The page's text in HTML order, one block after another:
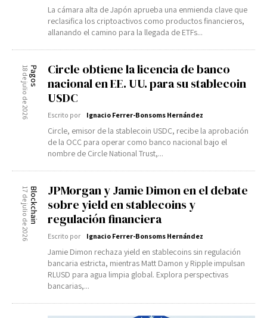
La cámara alta de Japón aprueba una enmienda clave que
reclasifica los criptoactivos como productos financieros,
allanando el camino para la llegada de ETFs...
Pagos
18 de julio de 2026
Circle obtiene la licencia de banco
nacional en EE. UU. para su stablecoin
USDC
Escrito por Ignacio Ferrer-Bonsoms Hernández
Circle, emisor de la stablecoin USDC, recibe la aprobación
de la OCC para operar como banco nacional bajo el
nombre de Circle National Trust,...
Blockchain
17 de julio de 2026
JPMorgan y Jamie Dimon en el debate
sobre yield en stablecoins y
regulación financiera
Escrito por Ignacio Ferrer-Bonsoms Hernández
Jamie Dimon rechaza yield en stablecoins sin regulación
bancaria estricta, mientras Matt Damon y Ripple impulsan
RLUSD para agua limpia global. Explora perspectivas
bancarias,...